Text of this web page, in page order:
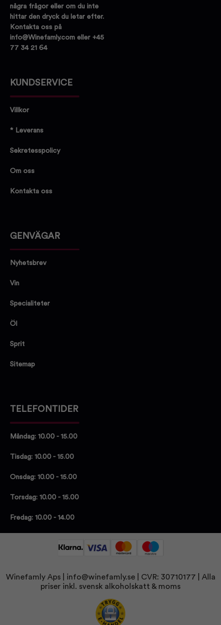
några frågor eller om du inte
hittar den dryck du letar efter.
Kontakta oss på
info@Winefamly.com eller +45
77 34 21 64
KUNDSERVICE
Villkor
* Leverans
Sekretesspolicy
Om oss
Kontakta oss
GENVÄGAR
Nyhetsbrev
Vin
Specialiteter
Öl
Sprit
Sitemap
TELEFONTIDER
Måndag: 10.00 - 15.00
Tisdag: 10.00 - 15.00
Onsdag: 10.00 - 15.00
Torsdag: 10.00 - 15.00
Fredag: 10.00 - 14.00
Winefamly Aps | info@winefamly.se| CVR: 30710177
| Alla
priser inkl. svensk alkoholskatt & moms